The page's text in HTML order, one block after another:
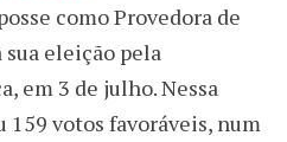
como Provedora de
sua eleição pela
em 3 de julho. Nessa
159 votos favoráveis, num